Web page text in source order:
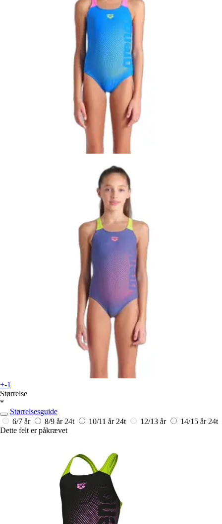
+-1
Størrelse
*
Størrelsesguide
6/7 år
8/9 år 24t 10/11 år 24t 12/13 år 14/15 år 24t
Dette felt er påkrævet